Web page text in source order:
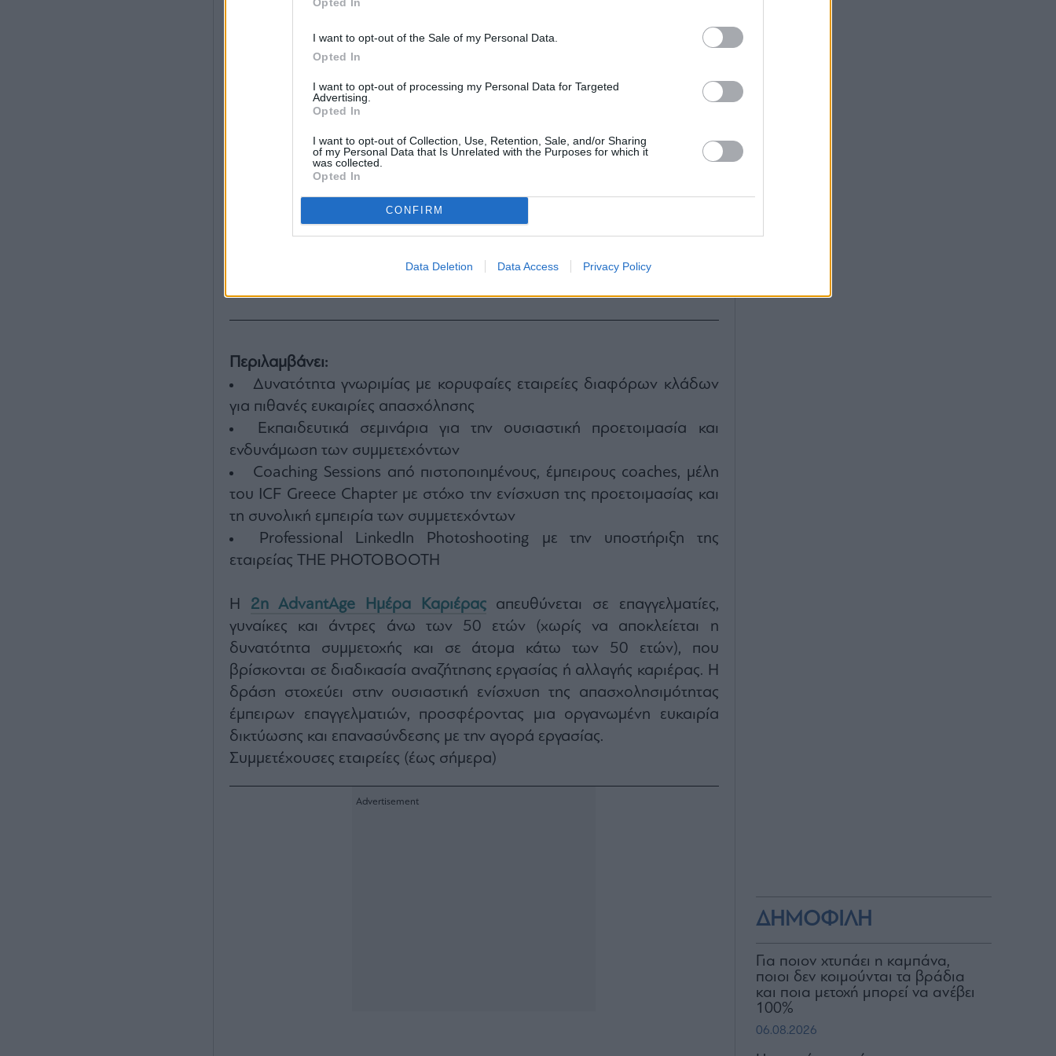
I want to opt-out of the Sale of my Personal Data.
Opted In
I want to opt-out of processing my Personal Data for Targeted
Advertising.
Opted In
I want to opt-out of Collection, Use, Retention, Sale, and/or Sharing
of my Personal Data that Is Unrelated with the Purposes for which it
was collected.
Opted In
CONFIRM
Data Deletion Data Access Privacy Policy
Περιλαμβάνει:
Δυνατότητα γνωριμίας με κορυφαίες εταιρείες διαφόρων κλάδων
για πιθανές ευκαιρίες απασχόλησης
Εκπαιδευτικά σεμινάρια για την ουσιαστική προετοιμασία και
ενδυνάμωση των συμμετεχόντων
Coaching Sessions από πιστοποιημένους, έμπειρους coaches, μέλη
του ICF Greece Chapter με στόχο την ενίσχυση της προετοιμασίας και
τη συνολική εμπειρία των συμμετεχόντων
Professional LinkedIn Photoshooting με την υποστήριξη της
εταιρείας THE PHOTOBOOTH
Η 2η AdvantAge Ημέρα Καριέραςαπευθύνεται σε επαγγελματίες,
γυναίκες και άντρες άνω των 50 ετών (χωρίς να αποκλείεται η
δυνατότητα συμμετοχής και σε άτομα κάτω των 50 ετών), που
βρίσκονται σε διαδικασία αναζήτησης εργασίας ή αλλαγής καριέρας. Η
δράση στοχεύει στην ουσιαστική ενίσχυση της απασχολησιμότητας
έμπειρων επαγγελματιών, προσφέροντας μια οργανωμένη ευκαιρία
δικτύωσης και επανασύνδεσης με την αγορά εργασίας.
Συμμετέχουσες εταιρείες (έως σήμερα)
ΔΗΜΟΦΙΛΗ
Για ποιον χτυπάει η καμπάνα,
ποιοι δεν κοιμούνται τα βράδια
και ποια μετοχή μπορεί να ανέβει
100%
06.08.2026